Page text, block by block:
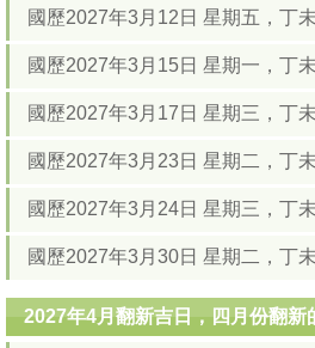
國歷2027年3月12日 星期五，丁
國歷2027年3月15日 星期一，丁
國歷2027年3月17日 星期三，丁
國歷2027年3月23日 星期二，丁
國歷2027年3月24日 星期三，丁
國歷2027年3月30日 星期二，丁
2027年4月翻新吉日，四月份翻新